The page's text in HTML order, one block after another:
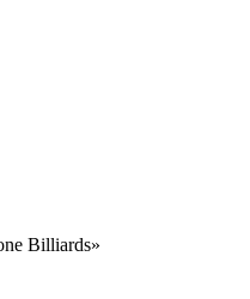
Billiards»